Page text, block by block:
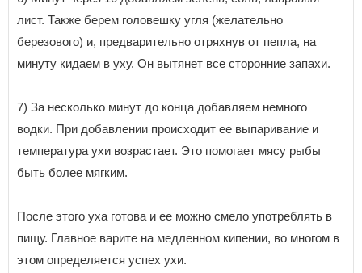
лист. Также берем головешку угля (желательно
березового) и, предварительно отряхнув от пепла, на
минуту кидаем в уху. Он вытянет все сторонние запахи.
7) За несколько минут до конца добавляем немного
водки. При добавлении происходит ее выпаривание и
температура ухи возрастает. Это помогает мясу рыбы
быть более мягким.
После этого уха готова и ее можно смело употреблять в
пищу. Главное варите на медленном кипении, во многом в
этом определяется успех ухи.